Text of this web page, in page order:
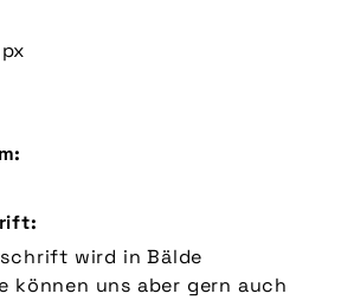
wird in Bälde
können uns aber gern auch